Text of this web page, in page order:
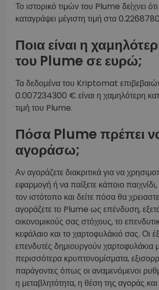
Το ιστορικό τιμών του Plume δείχνει
καταγράψει μέγιστη τιμή στα
Ποια είναι η
του Plume σε ευρώ;
Τα δεδομένα του Kriptomat
0.007234300 € είναι η χαμηλότερη
τιμή του Plume.
Πόσα Plume πρέπει
αγοράσω;
Αν αγοράζετε διακριτικά για να
εφαρμογή ή να παίξετε κάποιο
τον ιστότοπο και δείτε πόσα θα
αγοράζετε το Plume ως επένδυση,
οικονομικούς σας στόχους, το
κεφάλαιο και το χαρτοφυλάκιό σας. Οι
επενδυτές δημιουργούν χαρτοφυλάκια
περισσότερα κρυπτονομίσματα,
παράγοντες όπως οι αναμενόμενοι
η μεταβλητότητα, η θέση της αγοράς